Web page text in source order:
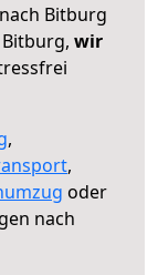
Bitburg
wir
,
,
oder
nach